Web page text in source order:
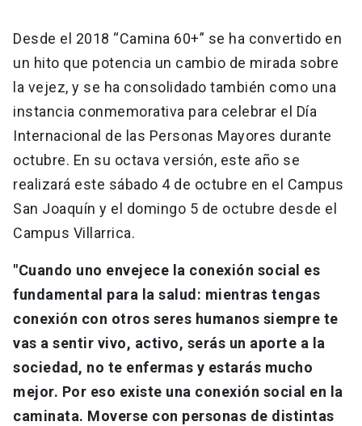
Desde el 2018 “Camina 60+” se ha convertido en
un hito que potencia un cambio de mirada sobre
la vejez, y se ha consolidado también como una
instancia conmemorativa para celebrar el Día
Internacional de las Personas Mayores durante
octubre. En su octava versión, este año se
realizará este sábado 4 de octubre en el Campus
San Joaquín y el domingo 5 de octubre desde el
Campus Villarrica.
"Cuando uno envejece la conexión social es
fundamental para la salud: mientras tengas
conexión con otros seres humanos siempre te
vas a sentir vivo, activo, serás un aporte a la
sociedad, no te enfermas y estarás mucho
mejor. Por eso existe una conexión social en la
caminata. Moverse con personas de distintas